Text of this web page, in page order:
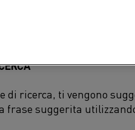
booleani come
di ricerca, ti vengono
frase suggerita